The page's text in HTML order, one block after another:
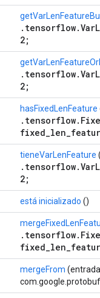
2;
2;
hasFixedLenFeature
tieneVarLenFeature
2;
está inicializado ()
mergeFrom